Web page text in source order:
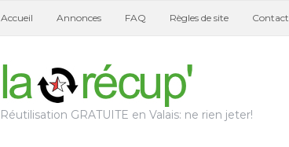
Accueil Annonces FAQ Règles de site Contact
Réutilisation GRATUITE en Valais: ne rien jeter!